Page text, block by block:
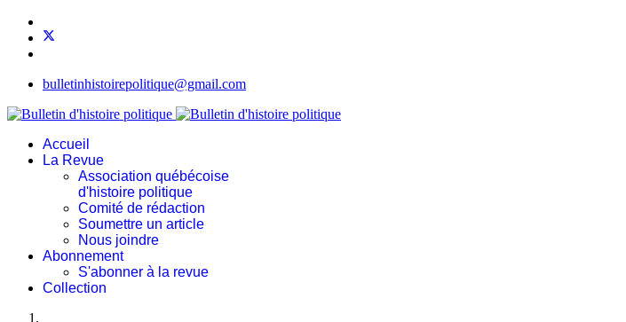
bulletinhistoirepolitique@gmail.com
Accueil
La Revue
Association québécoise
d'histoire politique
Comité de rédaction
Soumettre un article
Nous joindre
Abonnement
S'abonner à la revue
Collection